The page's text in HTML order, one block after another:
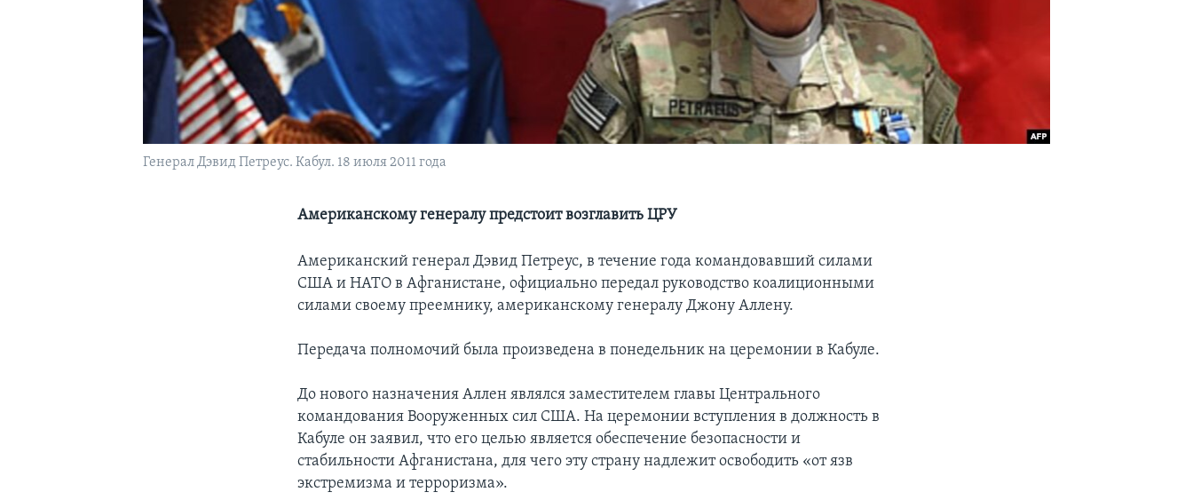
Генерал Дэвид Петреус. Кабул. 18 июля 2011 года
Американскому генералу предстоит возглавить ЦРУ
Американский генерал Дэвид Петреус, в течение года командовавший силами
США и НАТО в Афганистане, официально передал руководство коалиционными
силами своему преемнику, американскому генералу Джону Аллену.
Передача полномочий была произведена в понедельник на церемонии в Кабуле.
До нового назначения Аллен являлся заместителем главы Центрального
командования Вооруженных сил США. На церемонии вступления в должность в
Кабуле он заявил, что его целью является обеспечение безопасности и
стабильности Афганистана, для чего эту страну надлежит освободить «от язв
экстремизма и терроризма».